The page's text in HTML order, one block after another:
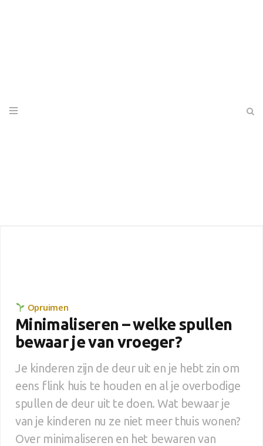
Opruimen
Minimaliseren – welke spullen
bewaar je van vroeger?
Je kinderen zijn de deur uit en je hebt zin om
eens flink huis te houden en al je overbodige
spullen de deur uit te doen. Wat bewaar je
van je kinderen nu ze niet meer thuis wonen?
Over minimaliseren en het bewaren van